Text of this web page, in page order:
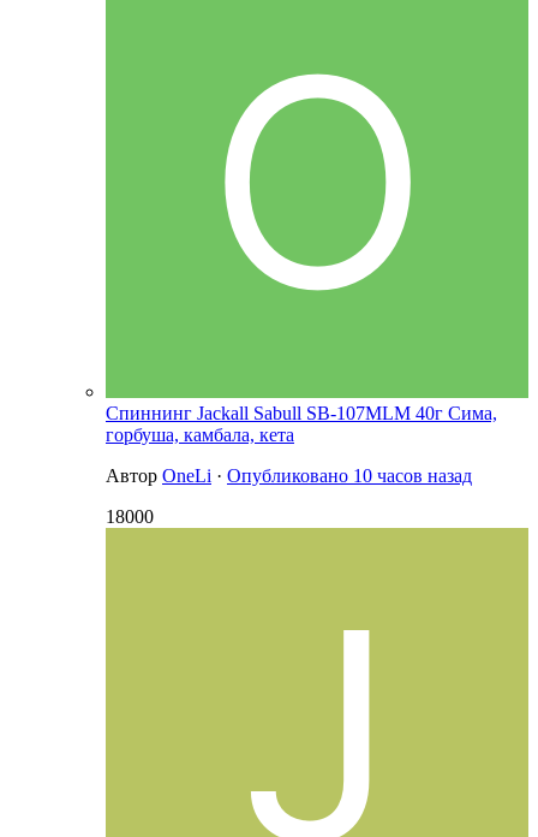
Спиннинг Jackall Sabull SB-107MLM 40г Сима,
горбуша, камбала, кета
Автор OneLi · Опубликовано 10 часов назад
18000